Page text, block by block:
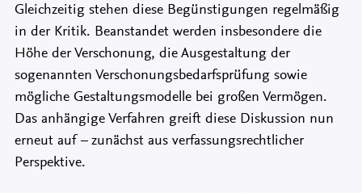
Gleichzeitig stehen diese Begünstigungen regelmäßig
in der Kritik. Beanstandet werden insbesondere die
Höhe der Verschonung, die Ausgestaltung der
sogenannten Verschonungsbedarfsprüfung sowie
mögliche Gestaltungsmodelle bei großen Vermögen.
Das anhängige Verfahren greift diese Diskussion nun
erneut auf – zunächst aus verfassungsrechtlicher
Perspektive.